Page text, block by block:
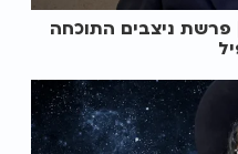
פרשת ניצבים התוכחה